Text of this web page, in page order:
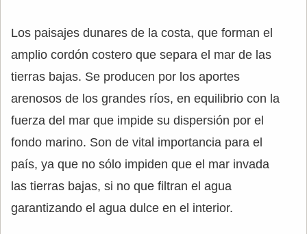
Los paisajes dunares de la costa, que forman el
amplio cordón costero que separa el mar de las
tierras bajas. Se producen por los aportes
arenosos de los grandes ríos, en equilibrio con la
fuerza del mar que impide su dispersión por el
fondo marino. Son de vital importancia para el
país, ya que no sólo impiden que el mar invada
las tierras bajas, si no que filtran el agua
garantizando el agua dulce en el interior.